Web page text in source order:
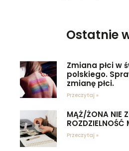
Ostatnie
Zmiana płci w
polskiego.
zmianę płci.
Przeczytaj »
MĄŻ/ŻONA NIE
Przeczytaj »